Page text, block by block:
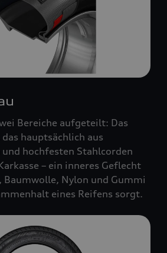
Bereiche aufgeteilt: Das
hauptsächlich aus
hochfesten Stahlcorden
– ein inneres Geflecht
Baumwolle, Nylon und Gummi
eines Reifens sorgt.